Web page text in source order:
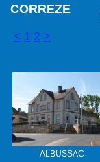
CORREZE
< 1 2 >
ALBUSSAC